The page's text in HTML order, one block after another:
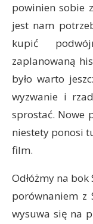
powinien sobie
jest nam
kupić
zaplanowaną
było warto
wyzwanie i
sprostać. Nowe
niestety ponosi
film.
Odłóżmy na
porównaniem z
wysuwa się na